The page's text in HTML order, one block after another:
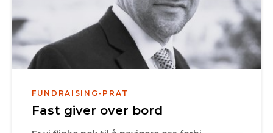
FUNDRAISING-PRAT
Fast giver over bord